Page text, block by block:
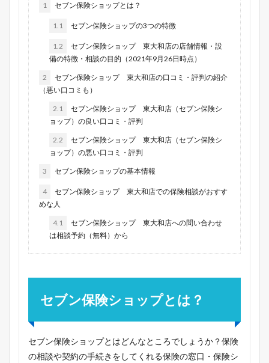
1 セブン保険ショップとは？
1.1 セブン保険ショップの3つの特徴
1.2
セブン保険ショップ 東大和店の店舗情報・設
備の特徴・相談の目的（2021年9月26日時点）
2
セブン保険ショップ 東大和店の口コミ・評判の紹介
（悪い口コミも）
2.1
セブン保険ショップ 東大和店（セブン保険シ
ョップ）の良い口コミ・評判
2.2
セブン保険ショップ 東大和店（セブン保険シ
ョップ）の悪い口コミ・評判
3 セブン保険ショップの基本情報
4
セブン保険ショップ 東大和店での保険相談がおすす
めな人
4.1
セブン保険ショップ 東大和店への問い合わせ
は相談予約（無料）から
セブン保険ショップとは？
セブン保険ショップとはどんなところでしょうか？保険
の相談や契約の手続きをしてくれる保険の窓口・保険シ